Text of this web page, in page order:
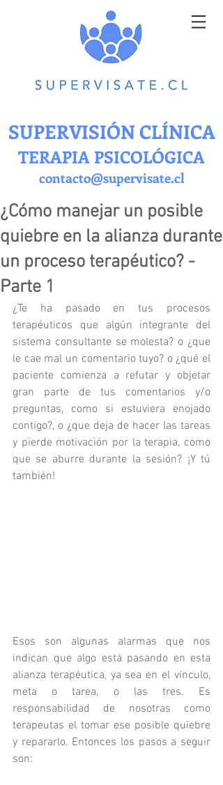
SUPERVISIÓN CLÍNICA
TERAPIA PSICOLÓGICA
contacto@supervisate.cl
¿Cómo manejar un posible
quiebre en la alianza durante
un proceso terapéutico? -
Parte 1
¿Te ha pasado en tus procesos
terapéuticos que algún integrante del
sistema consultante se molesta? o ¿que
le cae mal un comentario tuyo? o ¿qué el
paciente comienza a refutar y objetar
gran parte de tus comentarios y/o
preguntas, como si estuviera enojado
contigo?, o ¿que deja de hacer las tareas
y pierde motivación por la terapia, como
que se aburre durante la sesión? ¡Y tú
también!
Esos son algunas alarmas que nos
indican que algo está pasando en esta
alianza terapéutica, ya sea en el vínculo,
meta o tarea, o las tres. Es
responsabilidad de nosotras como
terapeutas el tomar ese posible quiebre
y repararlo. Entonces los pasos a seguir
son: